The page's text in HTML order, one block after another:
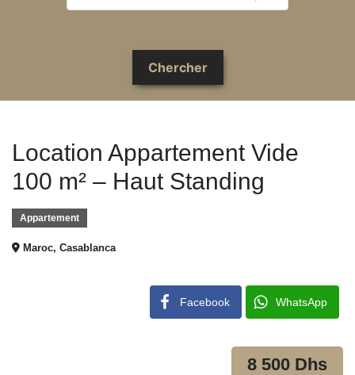
Location Appartement Vide
100 m² – Haut Standing
Appartement
Maroc, Casablanca
Facebook WhatsApp
8 500 Dhs